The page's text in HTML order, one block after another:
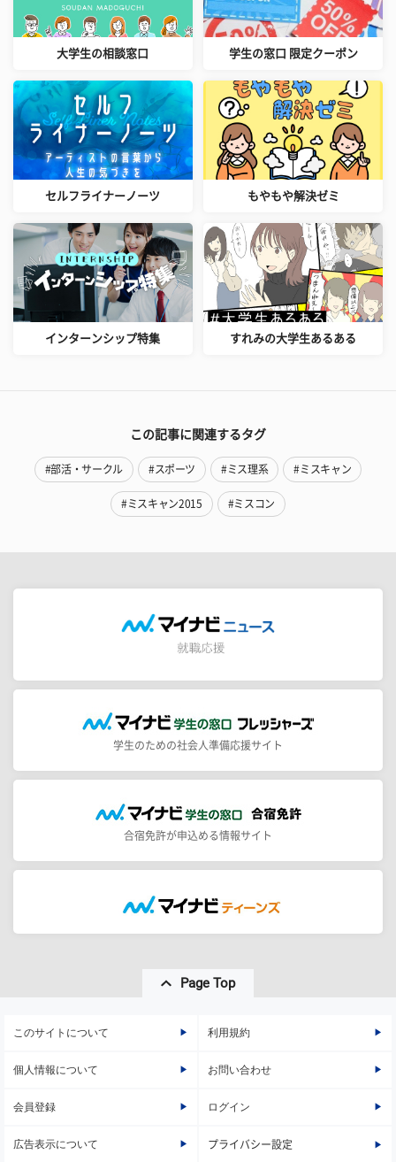
大学生の相談窓口 学生の窓口 限定クーポン
セルフライナーノーツ もやもや解決ゼミ
インターンシップ特集 すれみの大学生あるある
この記事に関連するタグ
#部活・サークル #スポーツ #ミス理系 #ミスキャン
#ミスキャン2015 #ミスコン
学生のための社会人準備応援サイト
合宿免許が申込める情報サイト
Page Top
このサイトについて 利用規約
個人情報について お問い合わせ
会員登録 ログイン
広告表示について プライバシー設定